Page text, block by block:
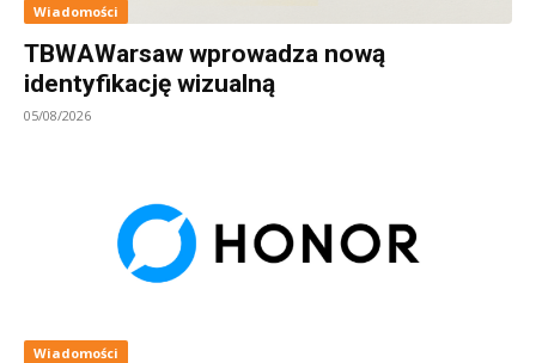
Wiadomości
TBWAWarsaw wprowadza nową
identyfikację wizualną
05/08/2026
Wiadomości